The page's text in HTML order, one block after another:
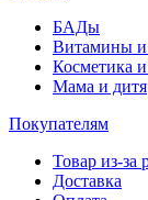
БАДы
Витамины
Косметика
Мама и дитя
Покупателям
Товар из-за
Доставка